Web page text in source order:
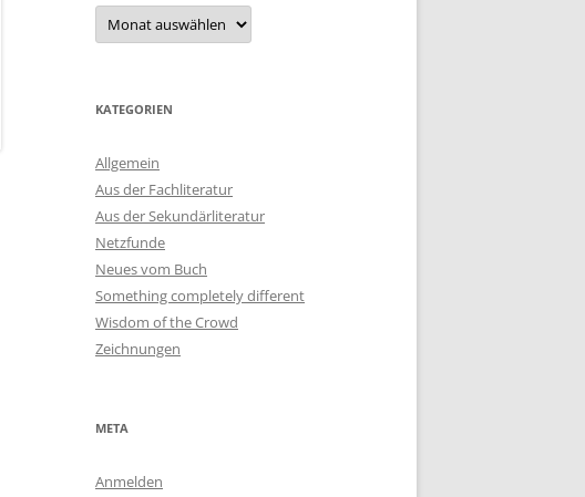
Archiv
KATEGORIEN
Allgemein
Aus der Fachliteratur
Aus der Sekundärliteratur
Netzfunde
Neues vom Buch
Something completely different
Wisdom of the Crowd
Zeichnungen
META
Anmelden